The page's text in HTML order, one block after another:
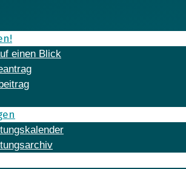
einen Blick